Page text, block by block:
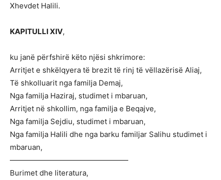
Xhevdet Halili.
KAPITULLI XIV,
ku janë përfshirë këto njësi shkrimore:
Arritjet e shkëlqyera të brezit të rinj të vëllazërisë Aliaj,
Të shkolluarit nga familja Demaj,
Nga familja Haziraj, studimet i mbaruan,
Arritjet në shkollim, nga familja e Beqajve,
Nga familja Sejdiu, studimet i mbaruan,
Nga familja Halili dhe nga barku familjar Salihu studimet i
mbaruan,
————————————————
Burimet dhe literatura,